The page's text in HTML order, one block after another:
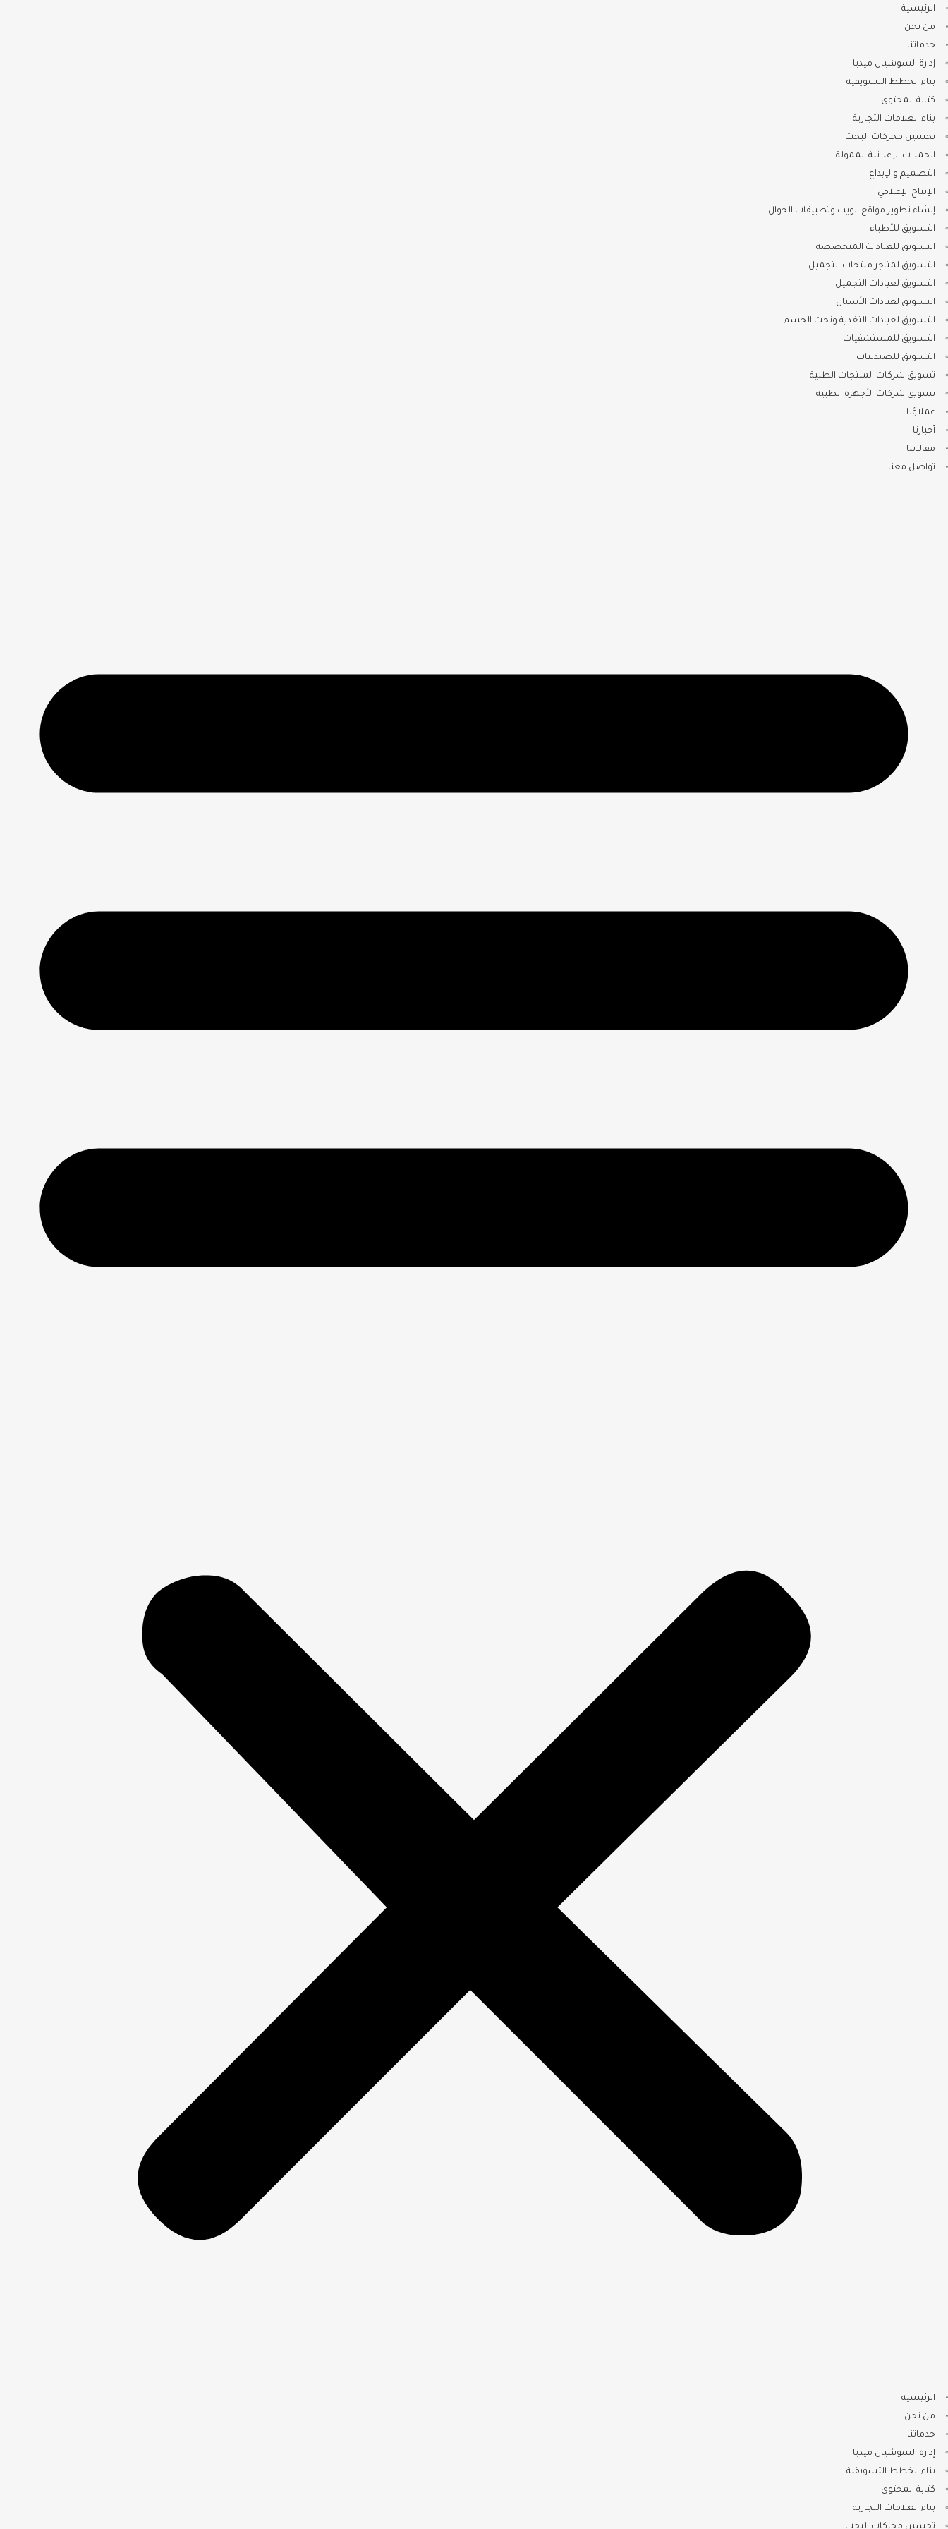
الرئيسية
من نحن
خدماتنا
إدارة السوشيال ميديا
بناء الخطط التسويقية
كتابة المحتوى
بناء العلامات التجارية
تحسين محركات البحث
الحملات الإعلانية الممولة
التصميم والإبداع
الإنتاج الإعلامي
إنشاء تطوير مواقع الويب وتطبيقات الجوال
التسويق للأطباء
التسويق للعيادات المتخصصة
التسويق لمتاجر منتجات التجميل
التسويق لعيادات التجميل
التسويق لعيادات الأسنان
التسويق لعيادات التغذية ونحت الجسم
التسويق للمستشفيات
التسويق للصيدليات
تسويق شركات المنتجات الطبية
تسويق شركات الأجهزة الطبية
عملاؤنا
أخبارنا
مقالاتنا
تواصل معنا
الرئيسية
من نحن
خدماتنا
إدارة السوشيال ميديا
بناء الخطط التسويقية
كتابة المحتوى
بناء العلامات التجارية
تحسين محركات البحث